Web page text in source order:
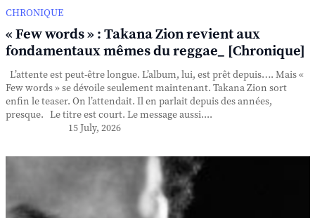
CHRONIQUE
« Few words » : Takana Zion revient aux
fondamentaux mêmes du reggae_ [Chronique]
L’attente est peut-être longue. L’album, lui, est prêt depuis…. Mais «
Few words » se dévoile seulement maintenant. Takana Zion sort
enfin le teaser. On l’attendait. Il en parlait depuis des années,
presque. Le titre est court. Le message aussi....
15 July, 2026